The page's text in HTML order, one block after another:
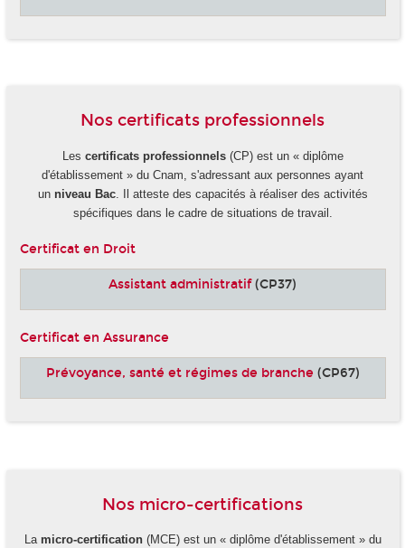
Nos certificats professionnels
Les certificats professionnels(CP) est un « diplôme
d'établissement » du Cnam, s'adressant aux personnes ayant
un niveau Bac. Il atteste des capacités à réaliser des activités
spécifiques dans le cadre de situations de travail.
Certificat en Droit
Assistant administratif(CP37)
Certificat en Assurance
Prévoyance, santé et régimes de branche (CP67)
Nos micro-certifications
La micro-certification(MCE) est un « diplôme d'établissement » du